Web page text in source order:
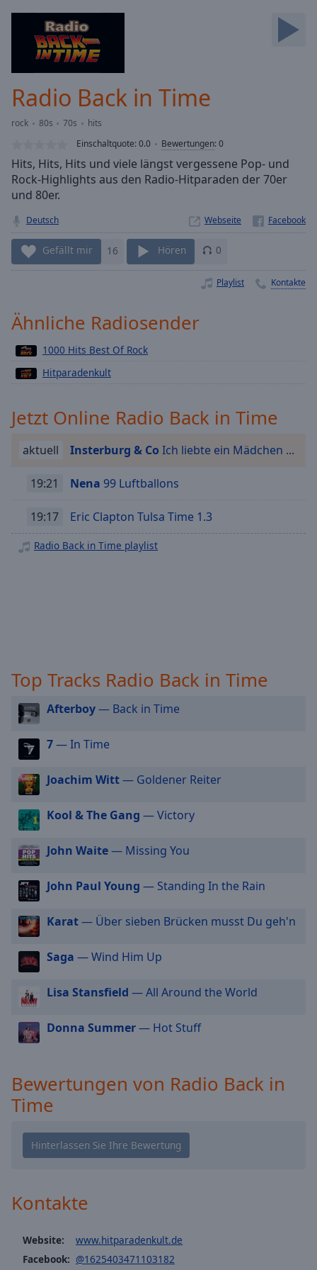
Forward
Loaded:
Stream
TypeLIVE
Seek to
currently
behind
liveLIVE
Remaining
Time-
Playback
Chapters
Descriptions
descriptions
selected
subtitles
settings,
Audio
Picture-
in-
Picture
Fullscreen
This
modal
dialog
window.
Escape
cancel
close
window.
Color
Radio Back in Time
rock 80s 70s
hits
Einschaltquote:0.0 Bewertungen:0
Hits, Hits, Hits und viele längst vergessene Pop- und
Rock-Highlights aus den Radio-Hitparaden der 70er
und 80er.
Deutsch Webseite
Gefällt mir 16 Hören 0
Playlist Kontakte
Ähnliche Radiosender
1000 Hits Best Of Rock
Hitparadenkult
Jetzt Online Radio Back in Time
aktuell Insterburg & Co Ich liebte ein Mädchen ...
19:21 Nena 99 Luftballons
19:17 Eric Clapton Tulsa Time 1.3
Radio Back in Time playlist
Top Tracks Radio Back in Time
Afterboy— Back in Time
7— In Time
Joachim Witt— Goldener Reiter
Kool & The Gang — Victory
John Waite— Missing You
John Paul Young — Standing In the Rain
Karat— Über sieben Brücken musst Du geh'n
Saga — Wind Him Up
Lisa Stansfield — All Around the World
Donna Summer— Hot Stuff
Bewertungen von Radio Back in
Time
Kontakte
Website:
www.hitparadenkult.de
Facebook: @1625403471103182